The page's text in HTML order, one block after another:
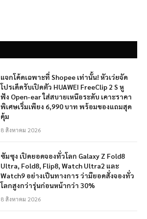
แจกโค้ดเฉพาะที่ Shopee เท่านั้น! หัวเว่ยจัด
โปรเด็ดรับเปิดตัว HUAWEI FreeClip 2 S หู
ฟัง Open-ear ใส่สบายเหนือระดับ เคาะราคา
พิเศษเริ่มเพียง 6,990 บาท พร้อมของแถมสุด
คุ้ม
8 สิงหาคม 2026
ซัมซุง เปิดยอดจองทั่วโลก Galaxy Z Fold8
Ultra, Fold8, Flip8, Watch Ultra2 และ
Watch9 อย่างเป็นทางการ ว่ามียอดสั่งจองทั่ว
โลกสูงกว่ารุ่นก่อนหน้ากว่า 30%
8 สิงหาคม 2026